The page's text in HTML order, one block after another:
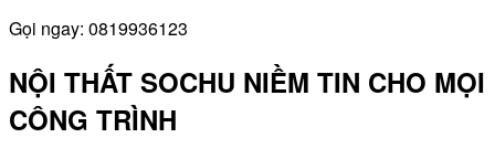
Gọi ngay: 0819936123
NỘI THẤT SOCHU NIỀM TIN CHO MỌI
CÔNG TRÌNH